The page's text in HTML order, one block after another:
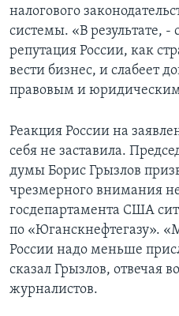
налогового
системы. «В результате, -
репутация России, как
вести бизнес, и слабеет
правовым и
Реакция России на
себя не заставила.
думы Борис Грызлов
чрезмерного внимания
госдепартамента США
по «Юганскнефтегазу».
России надо меньше
сказал Грызлов, отвечая
журналистов.